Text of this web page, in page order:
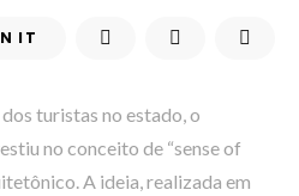
IT
turistas no estado, o
no conceito de “sense of
A ideia, realizada em